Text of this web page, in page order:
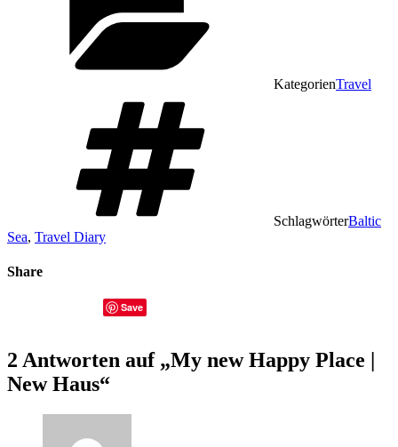
KategorienTravel
SchlagwörterBaltic
Sea, Travel Diary
Share
Save
2 Antworten auf „My new Happy Place |
New Haus“